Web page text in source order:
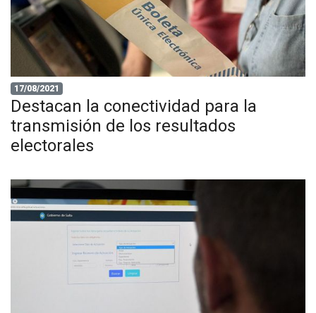
17/08/2021
Destacan la conectividad para la
transmisión de los resultados
electorales